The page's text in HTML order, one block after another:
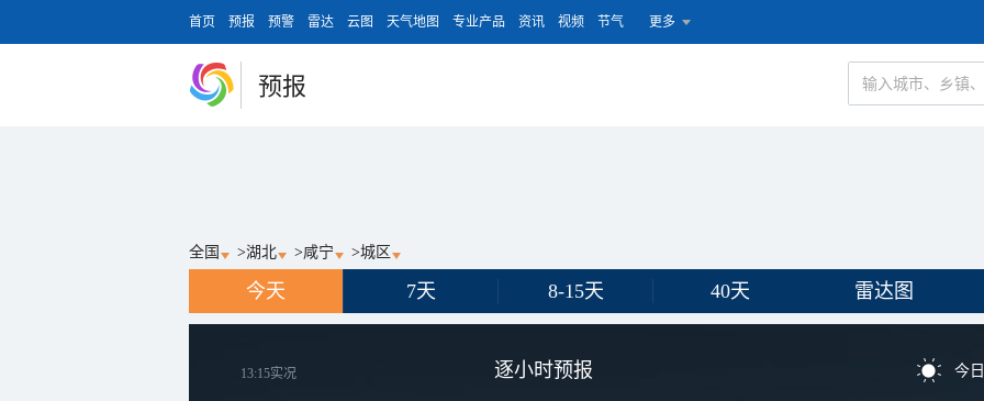
首页 预报 预警 雷达 云图 天气地图 专业产品 资讯 视频 节气 更多
预报
全国 >湖北 >咸宁 >城区
今天 7天 8-15天 40天 雷达图
13:15实况 逐小时预报 今